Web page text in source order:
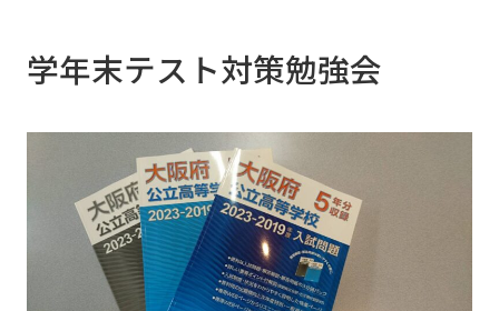
学年末テスト対策勉強会